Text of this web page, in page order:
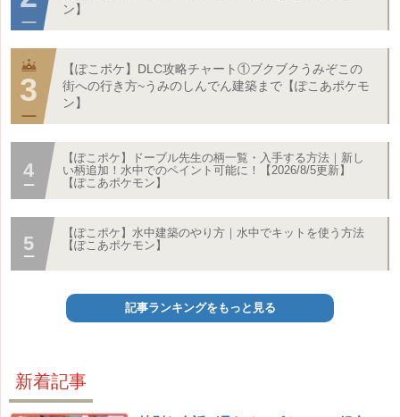
ン】
【ぽこポケ】DLC攻略チャート①ブクブクうみぞこの
街への行き方~うみのしんでん建築まで【ぽこあポケモ
ン】
【ぽこポケ】ドーブル先生の柄一覧・入手する方法｜新し
い柄追加！水中でのペイント可能に！【2026/8/5更新】
【ぽこあポケモン】
【ぽこポケ】水中建築のやり方｜水中でキットを使う方法
【ぽこあポケモン】
記事ランキングをもっと見る
新着記事